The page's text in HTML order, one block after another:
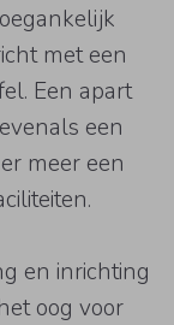
met een
Een apart
een
meer een
en inrichting
oog voor